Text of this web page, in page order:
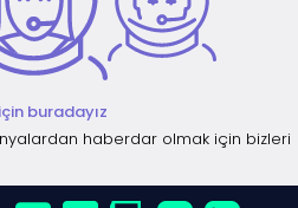
buradayız
haberdar olmak için bizleri